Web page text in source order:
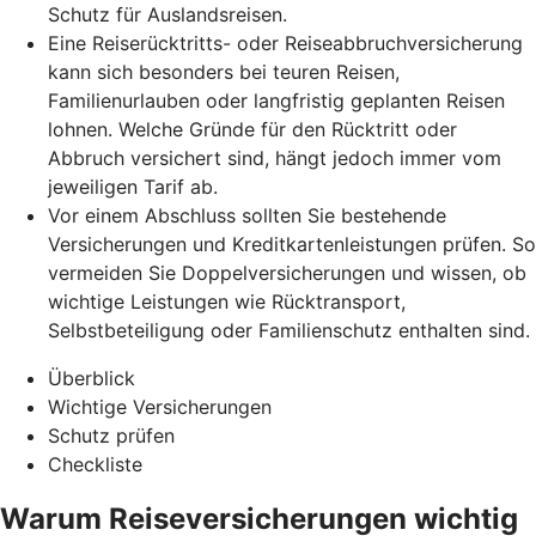
Schutz für Auslandsreisen.
Eine Reiserücktritts- oder Reiseabbruchversicherung
kann sich besonders bei teuren Reisen,
Familienurlauben oder langfristig geplanten Reisen
lohnen. Welche Gründe für den Rücktritt oder
Abbruch versichert sind, hängt jedoch immer vom
jeweiligen Tarif ab.
Vor einem Abschluss sollten Sie bestehende
Versicherungen und Kreditkartenleistungen prüfen. So
vermeiden Sie Doppelversicherungen und wissen, ob
wichtige Leistungen wie Rücktransport,
Selbstbeteiligung oder Familienschutz enthalten sind.
Überblick
Wichtige Versicherungen
Schutz prüfen
Checkliste
Warum Reiseversicherungen wichtig